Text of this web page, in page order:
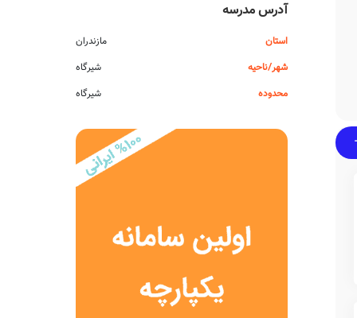
آدرس مدرسه
استان
مازندران
شهر/ناحیه
شیرگاه
محدوده
شیرگاه